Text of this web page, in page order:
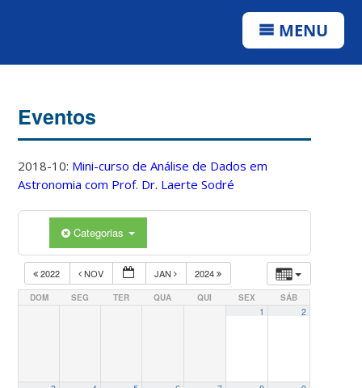
MENU
Eventos
2018-10: Mini-curso de Análise de Dados em
Astronomia com Prof. Dr. Laerte Sodré
Categorias
2022 NOV JAN 2024
DOM SEG TER QUA QUI SEX SÁB
1 2